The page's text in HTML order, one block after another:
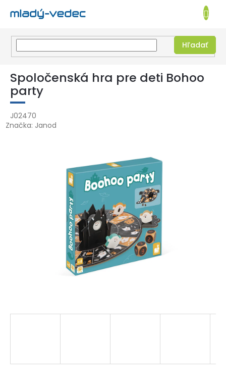
Prejsť
obsah
EUR
Hľadať
KOŠÍK
Spoločenská hra pre deti Bohoo
party
J02470
Značka: Janod